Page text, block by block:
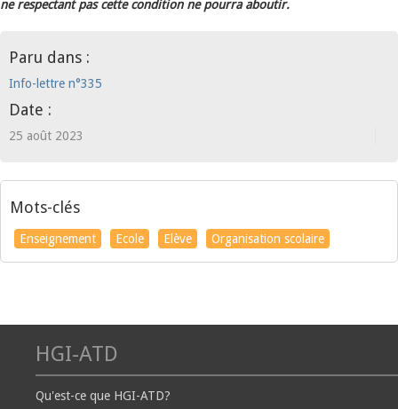
ne respectant pas cette condition ne pourra aboutir.
Paru dans :
Info-lettre n°335
Date :
25 août 2023
Mots-clés
Enseignement Ecole Elève Organisation scolaire
HGI-ATD
Qu'est-ce que HGI-ATD?